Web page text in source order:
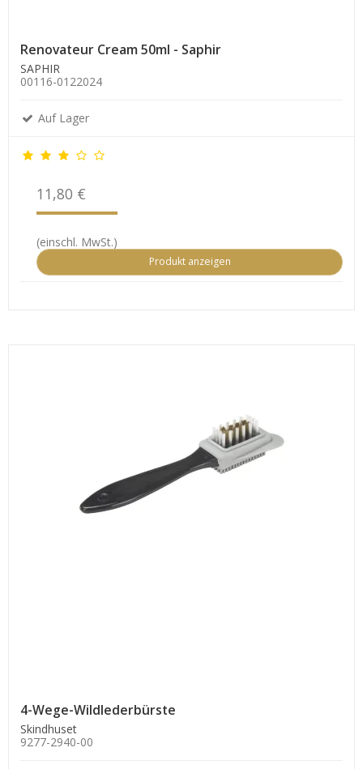
Renovateur Cream 50ml - Saphir
SAPHIR
00116-0122024
Auf Lager
11,80 €
(einschl. MwSt.)
Produkt anzeigen
4-Wege-Wildlederbürste
Skindhuset
9277-2940-00